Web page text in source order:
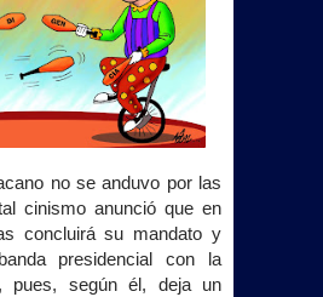
no se anduvo por las
cinismo anunció que en
concluirá su mandato y
presidencial con la
pues, según él, deja un